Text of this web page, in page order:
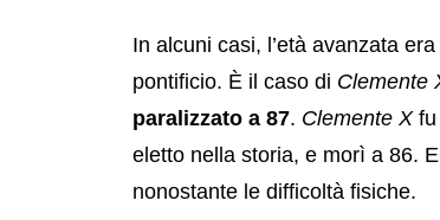
In alcuni casi, l’età avanzata
pontificio. È il caso di Clemente
paralizzato a 87. Clemente Xfu
eletto nella storia, e morì a 86.
nonostante le difficoltà fisiche.